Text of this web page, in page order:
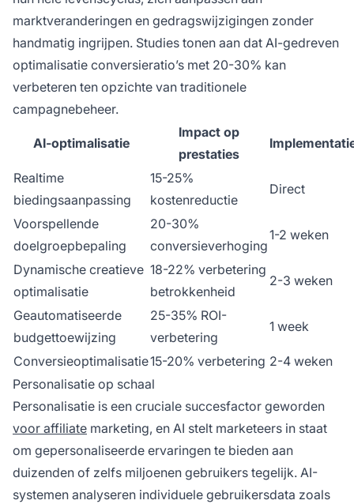
marktveranderingen en gedragswijzigingen zonder
handmatig ingrijpen. Studies tonen aan dat AI-gedreven
optimalisatie conversieratio’s met 20-30% kan
verbeteren ten opzichte van traditionele
campagnebeheer.
AI-optimalisatie
Impact op
prestaties
Realtime
biedingsaanpassing
15-25%
kostenreductie
Direct
Voorspellende
doelgroepbepaling
20-30%
conversieverhoging
1-2 weken
Dynamische creatieve
optimalisatie
18-22% verbetering
betrokkenheid
2-3 weken
Geautomatiseerde
budgettoewijzing
25-35% ROI-
verbetering
1 week
Conversieoptimalisatie15-20% verbetering 2-4 weken
Personalisatie op schaal
Personalisatie is een cruciale succesfactor geworden
voor affiliate marketing, en AI stelt marketeers in staat
om gepersonaliseerde ervaringen te bieden aan
duizenden of zelfs miljoenen gebruikers tegelijk. AI-
systemen analyseren individuele gebruikersdata zoals